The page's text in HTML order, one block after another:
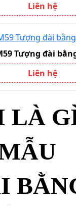
Liên hệ
Tượng đài
Liên hệ
LÀ